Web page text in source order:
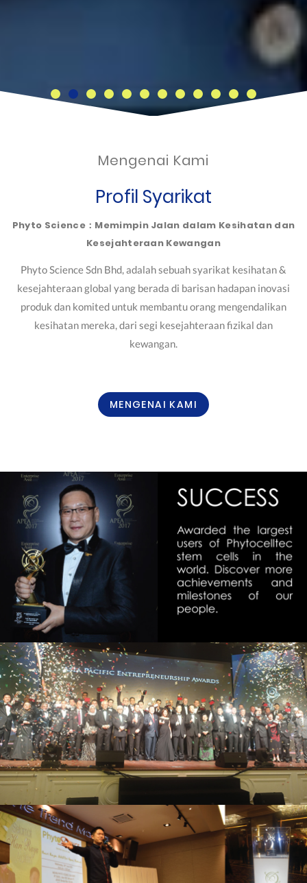
Mengenai Kami
Profil Syarikat
Phyto Science：Memimpin Jalan dalam Kesihatan dan
Kesejahteraan Kewangan
Phyto Science Sdn Bhd, adalah sebuah syarikat kesihatan &
kesejahteraan global yang berada di barisan hadapan inovasi
produk dan komited untuk membantu orang mengendalikan
kesihatan mereka, dari segi kesejahteraan fizikal dan
kewangan.
MENGENAI KAMI